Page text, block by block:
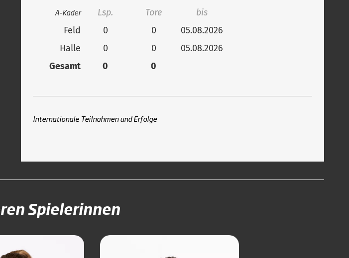
A-Kader Lsp. Tore
bis
Feld
0 0
05.08.2026
Halle
0 0
05.08.2026
Gesamt
0 0
Internationale Teilnahmen und Erfolge
Spielerinnen